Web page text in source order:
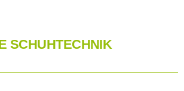
SCHUHTECHNIK